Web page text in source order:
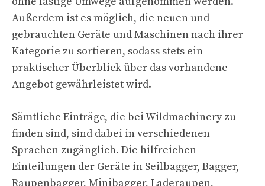
Außerdem ist es möglich, die neuen und
gebrauchten Geräte und Maschinen nach ihrer
Kategorie zu sortieren, sodass stets ein
praktischer Überblick über das vorhandene
Angebot gewährleistet wird.
Sämtliche Einträge, die bei Wildmachinery zu
finden sind, sind dabei in verschiedenen
Sprachen zugänglich. Die hilfreichen
Einteilungen der Geräte in Seilbagger, Bagger,